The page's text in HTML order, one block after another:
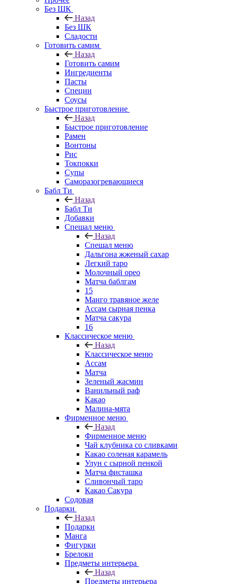
Без ШК
Назад
Без ШК
Сладости
Готовить самим
Назад
Готовить самим
Ингредиенты
Пасты
Специи
Соусы
Быстрое приготовление
Назад
Быстрое приготовление
Рамен
Вонтоны
Рис
Токпокки
Супы
Саморазогревающиеся
Бабл Ти
Назад
Бабл Ти
Добавки
Спешал меню
Назад
Спешал меню
Дальгона жженый сахар
Легкий таро
Молочный орео
Матча баблгам
15
Манго травяное желе
Ассам сырная пенка
Матча сакура
16
Классическое меню
Назад
Классическое меню
Ассам
Матча
Зеленый жасмин
Ванильный раф
Какао
Малина-мята
Фирменное меню
Назад
Фирменное меню
Чай клубника со сливками
Какао соленая карамель
Улун с сырной пенкой
Матча фисташка
Сливончый таро
Какао Сакура
Содовая
Подарки
Назад
Подарки
Манга
Фигурки
Брелоки
Предметы интерьера
Назад
Предметы интерьера